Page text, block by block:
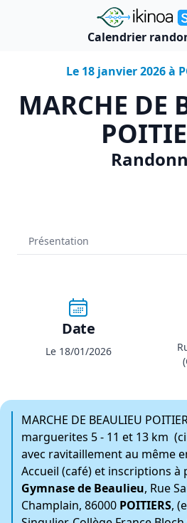
"Ikinoa Sport"
Calendrier
Le 18 janvier 2026 à
MARCHE DE
Date
Le 18/01/2026
MARCHE DE BEAULIEU
marguerites 5 - 11 et 13 km
avec ravitaillement au même
Accueil (café) et inscriptions à
Gymnase de Beaulieu, Rue
Champlain, 86000 POITIERS,